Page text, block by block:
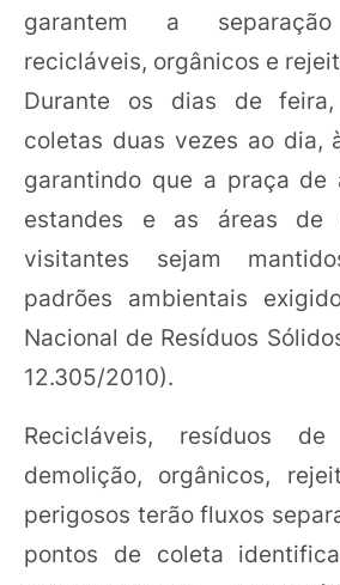
garantem a
recicláveis, orgânicos e
Durante os dias de
coletas duas vezes ao dia,
garantindo que a praça de
estandes e as áreas de
visitantes sejam
padrões ambientais
Nacional de Resíduos
12.305/2010).
Recicláveis, resíduos
demolição, orgânicos,
perigosos terão fluxos
pontos de coleta